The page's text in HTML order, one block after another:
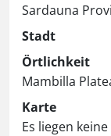
Sardauna
Stadt
Örtlichkeit
Mambilla
Karte
Es liegen